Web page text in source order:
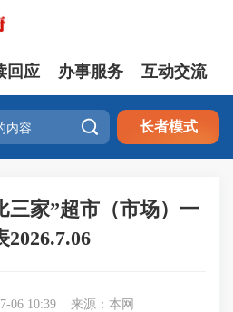
回应 办事服务 互动交流
 长者模式
三家”超市（市场）一
2026.7.06
06 10:39 来源：本网